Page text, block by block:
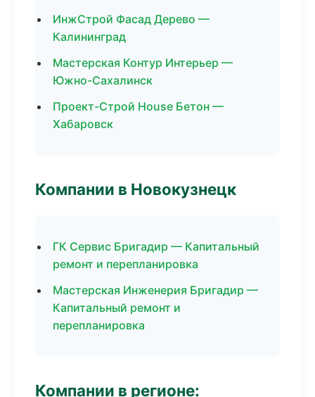
ИнжСтрой Фасад Дерево —
Калининград
Мастерская Контур Интерьер —
Южно-Сахалинск
Проект-Строй House Бетон —
Хабаровск
Компании в Новокузнецк
ГК Сервис Бригадир — Капитальный
ремонт и перепланировка
Мастерская Инженерия Бригадир —
Капитальный ремонт и
перепланировка
Компании в регионе: